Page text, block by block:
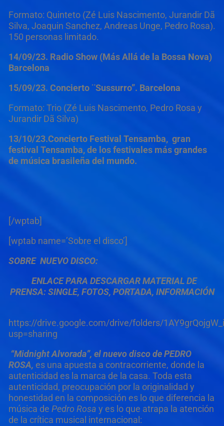
Formato: Quinteto (Zé Luis Nascimento, Jurandir Dã
Silva, Joaquin Sanchez, Andreas Unge, Pedro Rosa).
150 personas limitado.
14/09/23. Radio Show (Más Allá de la Bossa Nova)
Barcelona
15/09/23. Concierto ¨Sussurro”. Barcelona
Formato: Trio (Zé Luis Nascimento, Pedro Rosa y
Jurandir Dã Silva)
13/10/23.Concierto Festival Tensamba, gran
festival Tensamba, de los festivales más grandes
de música brasileña del mundo.
[/wptab]
[wptab name=’Sobre el disco’]
SOBRE NUEVO DISCO:
ENLACE PARA DESCARGAR MATERIAL DE
PRENSA: SINGLE, FOTOS, PORTADA, INFORMACIÓN
https://drive.google.com/drive/folders/
usp=sharing
“Midnight Alvorada”, el nuevo disco de PEDRO
ROSA, es una apuesta a contracorriente, donde la
autenticidad es la marca de la casa. Toda esta
autenticidad, preocupación por la originalidad y
honestidad en la composición es lo que diferencia la
música de Pedro Rosa y es lo que atrapa la atención
de la crítica musical internacional: